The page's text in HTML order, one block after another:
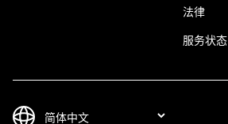
法律
服务状态